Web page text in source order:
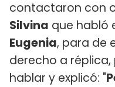
contactaron con
Silvina que habló
Eugenia, para de
derecho a
hablar y explicó: "